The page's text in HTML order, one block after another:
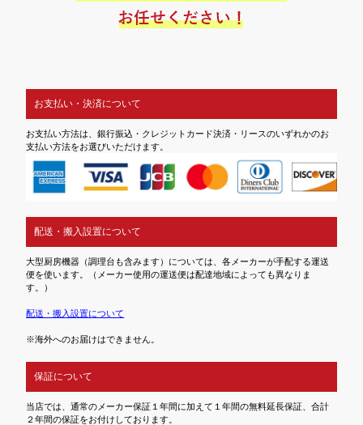
お支払い・決済について
お支払い方法は、銀行振込・クレジットカード決済・リースのいずれかのお
支払い方法をお選びいただけます。
配送・搬入設置について
大型厨房機器（調理台も含みます）については、各メーカーが手配する運送
便を使います。（メーカー使用の運送便は配達地域によっても異なりま
す。）
配送・搬入設置について
※海外へのお届けはできません。
保証について
当店では、通常のメーカー保証１年間に加えて１年間の無料延長保証、合計
２年間の保証をお付けしております。